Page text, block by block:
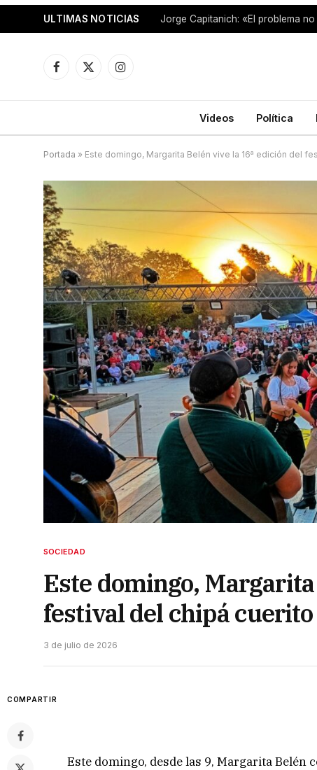
ULTIMAS NOTICIAS
Facebook
X
Instagram
Videos Política
Portada » Este domingo, Margarita Belén vive la 16ª edición del
SOCIEDAD
Este domingo,
festival del chipá
3 de julio de 2026
COMPARTIR
Este domingo, desde las 9, Margarita Belén